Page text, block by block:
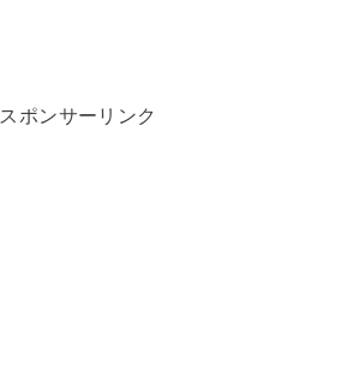
スポンサーリンク